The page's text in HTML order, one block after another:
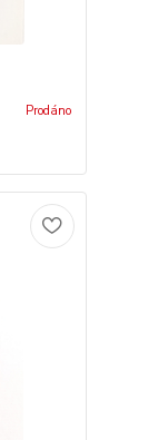
Prodáno